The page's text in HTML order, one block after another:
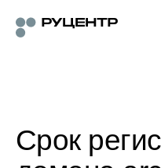
Срок